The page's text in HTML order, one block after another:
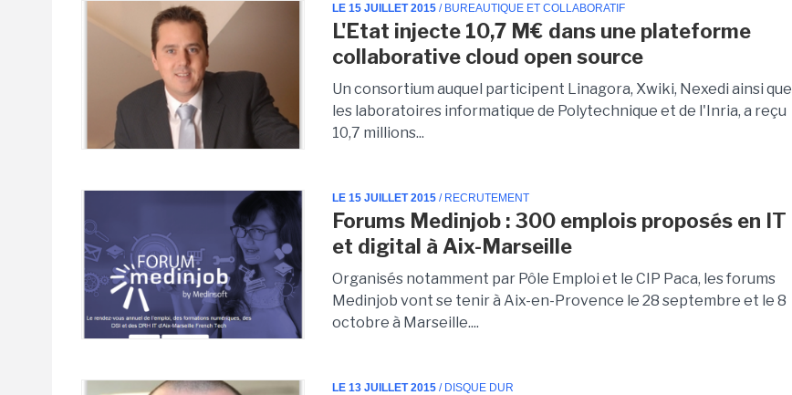
LE 15 JUILLET 2015 / BUREAUTIQUE ET COLLABORATIF
L'Etat injecte 10,7 M€ dans une plateforme
collaborative cloud open source
Un consortium auquel participent Linagora, Xwiki, Nexedi ainsi que
les laboratoires informatique de Polytechnique et de l'Inria, a reçu
10,7 millions...
LE 15 JUILLET 2015 / RECRUTEMENT
Forums Medinjob : 300 emplois proposés en IT
et digital à Aix-Marseille
Organisés notamment par Pôle Emploi et le CIP Paca, les forums
Medinjob vont se tenir à Aix-en-Provence le 28 septembre et le 8
octobre à Marseille....
LE 13 JUILLET 2015 / DISQUE DUR